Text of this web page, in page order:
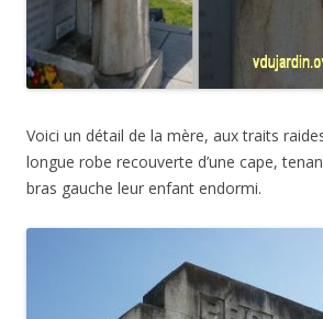
Voici un détail de la mère, aux traits
longue robe recouverte d’une cape,
bras gauche leur enfant endormi.